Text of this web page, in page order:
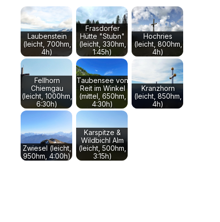
Laubenstein
(leicht, 700hm,
4h)
Frasdorfer
Hütte "Stubn"
(leicht, 330hm,
1:45h)
Hochries
(leicht, 800hm,
4h)
Fellhorn
Chiemgau
(leicht, 1000hm,
6:30h)
Taubensee von
Reit im Winkel
(mittel, 650hm,
4:30h)
Kranzhorn
(leicht, 850hm,
4h)
Zwiesel (leicht,
950hm, 4:00h)
Karspitze &
Wildbichl Alm
(leicht, 500hm,
3:15h)